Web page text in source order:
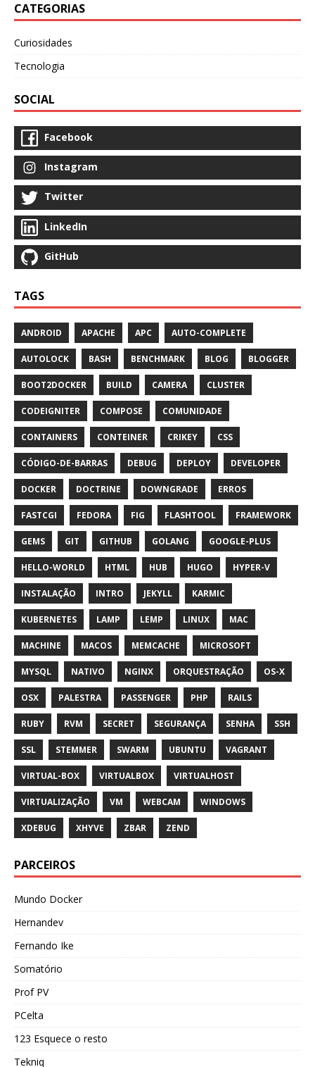
CATEGORIAS
Curiosidades
Tecnologia
SOCIAL
Facebook
Instagram
Twitter
LinkedIn
GitHub
TAGS
ANDROID APACHE APC AUTO-COMPLETE
AUTOLOCK BASH BENCHMARK BLOG BLOGGER
BOOT2DOCKER BUILD CAMERA CLUSTER
CODEIGNITER COMPOSE COMUNIDADE
CONTAINERS CONTEINER CRIKEY CSS
CÓDIGO-DE-BARRAS DEBUG DEPLOY DEVELOPER
DOCKER DOCTRINE DOWNGRADE ERROS
FASTCGI FEDORA FIG FLASHTOOL FRAMEWORK
GEMS GIT GITHUB GOLANG GOOGLE-PLUS
HELLO-WORLD HTML HUB HUGO HYPER-V
INSTALAÇÃO INTRO JEKYLL KARMIC
KUBERNETES LAMP LEMP LINUX MAC
MACHINE MACOS MEMCACHE MICROSOFT
MYSQL NATIVO NGINX ORQUESTRAÇÃO OS-X
OSX PALESTRA PASSENGER PHP RAILS
RUBY RVM SECRET SEGURANÇA SENHA SSH
SSL STEMMER SWARM UBUNTU VAGRANT
VIRTUAL-BOX VIRTUALBOX VIRTUALHOST
VIRTUALIZAÇÃO VM WEBCAM WINDOWS
XDEBUG XHYVE ZBAR ZEND
PARCEIROS
Mundo Docker
Hernandev
Fernando Ike
Somatório
Prof PV
PCelta
123 Esquece o resto
Tekniq